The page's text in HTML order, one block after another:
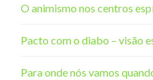
O animismo nos centros
Pacto com o diabo – visão
Para onde nós vamos